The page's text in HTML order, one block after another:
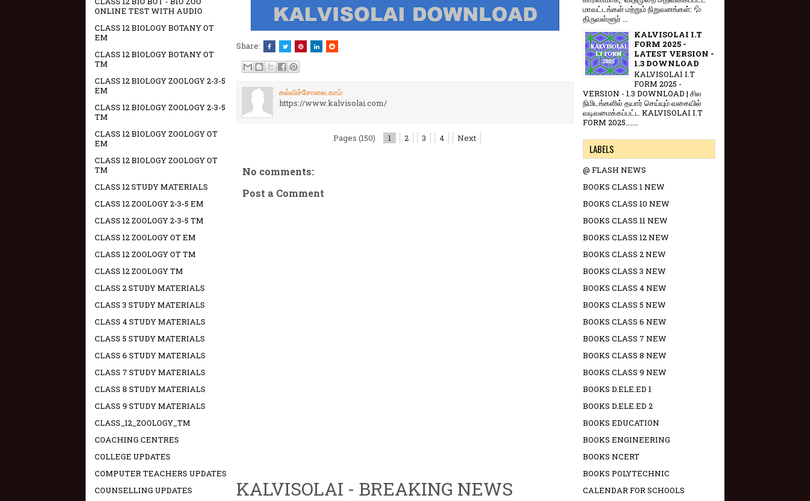
Share:
கல்விச்சோலை.காம்
https://www.kalvisolai.com/
Pages (150) 1 2 3 4 Next
No comments:
Post a Comment
KALVISOLAI - BREAKING NEWS
ONLINE TEST WITH AUDIO
CLASS 12 BIOLOGY BOTANY OT
EM
CLASS 12 BIOLOGY BOTANY OT
TM
CLASS 12 BIOLOGY ZOOLOGY 2-3-5
EM
CLASS 12 BIOLOGY ZOOLOGY 2-3-5
TM
CLASS 12 BIOLOGY ZOOLOGY OT
EM
CLASS 12 BIOLOGY ZOOLOGY OT
TM
CLASS 12 STUDY MATERIALS
CLASS 12 ZOOLOGY 2-3-5 EM
CLASS 12 ZOOLOGY 2-3-5 TM
CLASS 12 ZOOLOGY OT EM
CLASS 12 ZOOLOGY OT TM
CLASS 12 ZOOLOGY TM
CLASS 2 STUDY MATERIALS
CLASS 3 STUDY MATERIALS
CLASS 4 STUDY MATERIALS
CLASS 5 STUDY MATERIALS
CLASS 6 STUDY MATERIALS
CLASS 7 STUDY MATERIALS
CLASS 8 STUDY MATERIALS
CLASS 9 STUDY MATERIALS
CLASS_12_ZOOLOGY_TM
COACHING CENTRES
COLLEGE UPDATES
COMPUTER TEACHERS UPDATES
COUNSELLING UPDATES
மாவட்டங்கள் மற்றும் நிறுவனங்கள்: 💦
திருவள்ளூர் ...
KALVISOLAI I.T
FORM 2025 -
LATEST VERSION -
1.3 DOWNLOAD
KALVISOLAI I.T
FORM 2025 -
VERSION - 1.3 DOWNLOAD | சில
நிமிடங்களில் தயார் செய்யும் வகையில்
வடிவமைக்கப்பட்ட KALVISOLAI I.T
FORM 2025.......
LABELS
@ FLASH NEWS
BOOKS CLASS 1 NEW
BOOKS CLASS 10 NEW
BOOKS CLASS 11 NEW
BOOKS CLASS 12 NEW
BOOKS CLASS 2 NEW
BOOKS CLASS 3 NEW
BOOKS CLASS 4 NEW
BOOKS CLASS 5 NEW
BOOKS CLASS 6 NEW
BOOKS CLASS 7 NEW
BOOKS CLASS 8 NEW
BOOKS CLASS 9 NEW
BOOKS D.ELE.ED 1
BOOKS D.ELE.ED 2
BOOKS EDUCATION
BOOKS ENGINEERING
BOOKS NCERT
BOOKS POLYTECHNIC
CALENDAR FOR SCHOOLS